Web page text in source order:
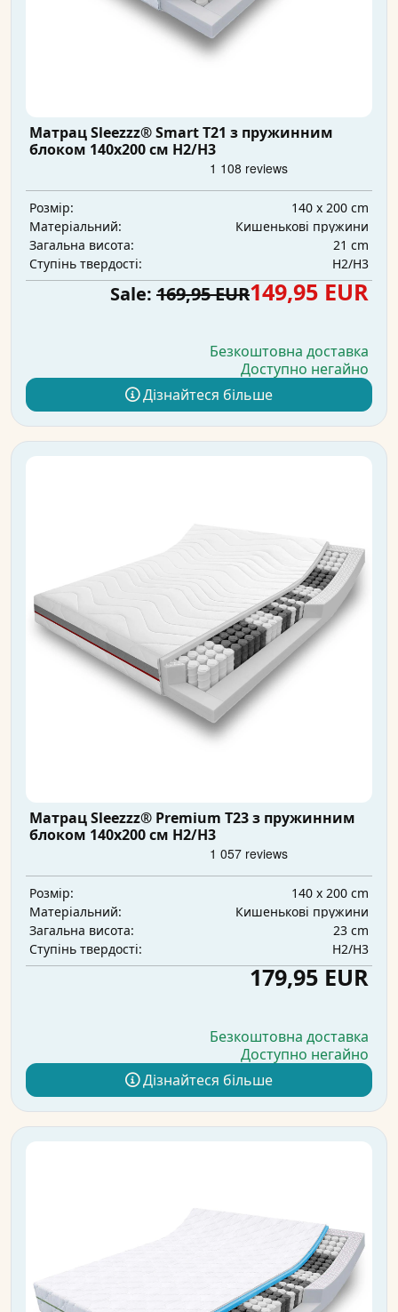
Матрац Sleezzz® Smart T21 з пружинним
блоком 140x200 см H2/H3
Розмір:
140 x 200 cm
Матеріальний:
Кишенькові пружини
Загальна висота:
21 cm
Ступінь твердості:
H2/H3
Sale: 169,95 EUR149,95 EUR
Безкоштовна доставка
Доступно негайно
Дізнайтеся більше
Матрац Sleezzz® Premium T23 з пружинним
блоком 140x200 см H2/H3
Розмір:
140 x 200 cm
Матеріальний:
Кишенькові пружини
Загальна висота:
23 cm
Ступінь твердості:
H2/H3
179,95 EUR
Безкоштовна доставка
Доступно негайно
Дізнайтеся більше